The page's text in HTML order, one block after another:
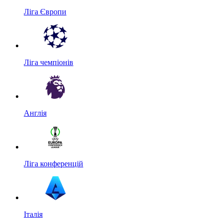
Ліга Європи
Ліга чемпіонів
Англія
Ліга конференцій
Італія